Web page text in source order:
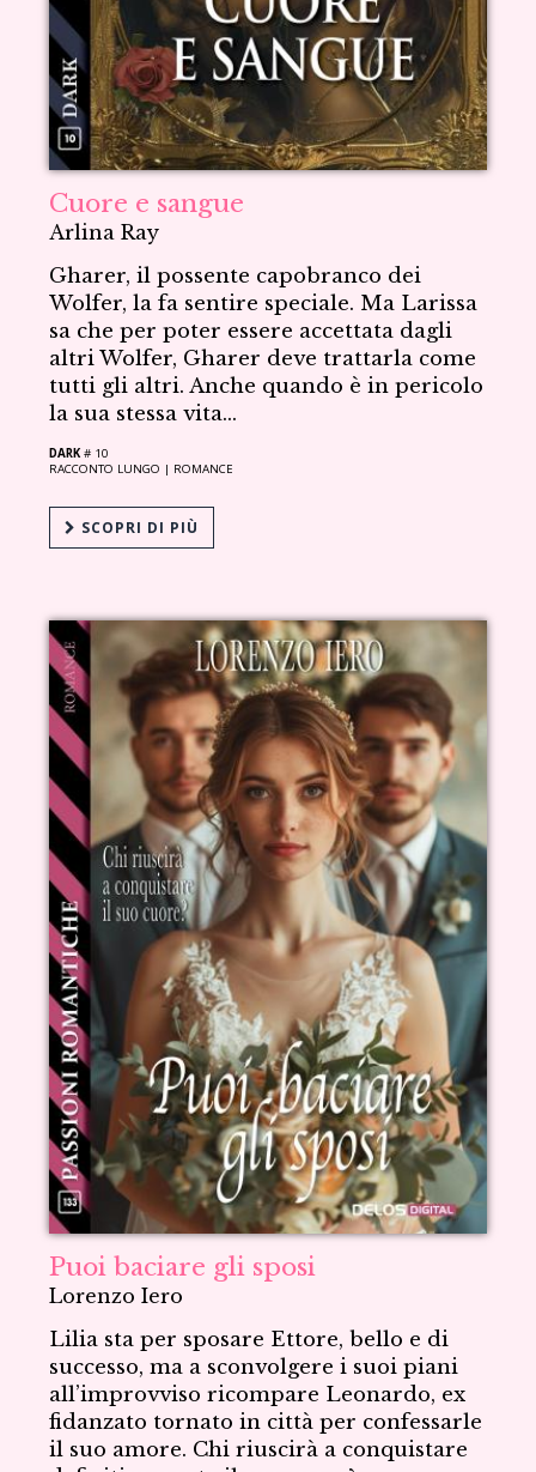
Cuore e sangue
Arlina Ray
Gharer, il possente capobranco dei
Wolfer, la fa sentire speciale. Ma Larissa
sa che per poter essere accettata dagli
altri Wolfer, Gharer deve trattarla come
tutti gli altri. Anche quando è in pericolo
la sua stessa vita...
DARK # 10
RACCONTO LUNGO | ROMANCE
SCOPRI DI PIÙ
Puoi baciare gli sposi
Lorenzo Iero
Lilia sta per sposare Ettore, bello e di
successo, ma a sconvolgere i suoi piani
all’improvviso ricompare Leonardo, ex
fidanzato tornato in città per confessarle
il suo amore. Chi riuscirà a conquistare